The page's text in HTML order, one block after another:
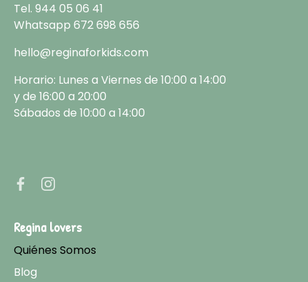
Tel. 944 05 06 41
Whatsapp 672 698 656
hello@reginaforkids.com
Horario: Lunes a Viernes de 10:00 a 14:00
y de 16:00 a 20:00
Sábados de 10:00 a 14:00
Regina lovers
Quiénes Somos
Blog